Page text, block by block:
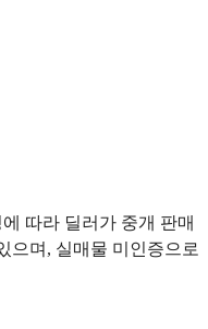
따라 딜러가 중개 판매
으며, 실매물 미인증으로